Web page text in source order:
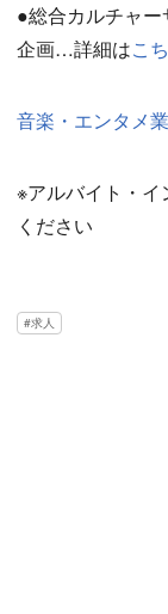
●総合カルチャ
企画…詳細はこ
音楽・エンタメ
※アルバイト・
ください
求人